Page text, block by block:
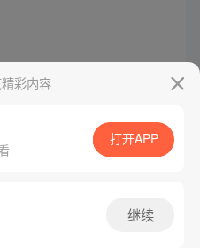
子彩内容
打开APP
继续
粤B2-20090059-5
All Rights Reserved